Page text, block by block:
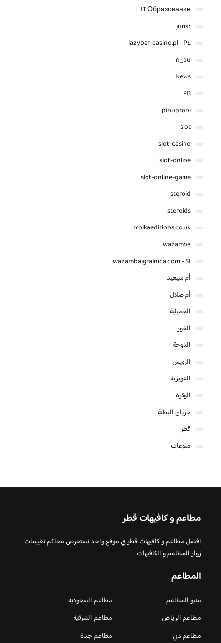
IT Образование
jurist
lazybar-casino.pl - PL
n_pu
News
PB
pinuptoni
slot
slot-casino
slot-online
slot-online-game
steroid
steroids
troikaeditions.co.uk
wazamba
wazambaigralnica.com - SI
أم سيعيد
أم صلال
الجميلية
الخور
الدوحة
الرويس
الغويرية
الوكرة
جريان البطنة
قطر
منوعات
مطاعم و كافيهات قطر
افضل مطاعم و كافيهات قطر في موقع واحد نستعرض معاكم تقييمات
زوار المطاعم و الكافيهات
المطاعم
منيو المطاعم
مطاعم السعودية
مطاعم الرياض
مطاعم الشرقية
مطاعم دبي
مطاعم جدة